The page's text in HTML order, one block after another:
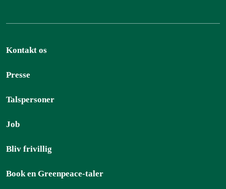
Kontakt os
Presse
Talspersoner
Job
Bliv frivillig
Book en Greenpeace-taler